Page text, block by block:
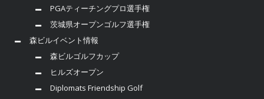
PGAティーチングプロ選手権
茨城県オープンゴルフ選手権
森ビルイベント情報
森ビルゴルフカップ
ヒルズオープン
Diplomats Friendship Golf